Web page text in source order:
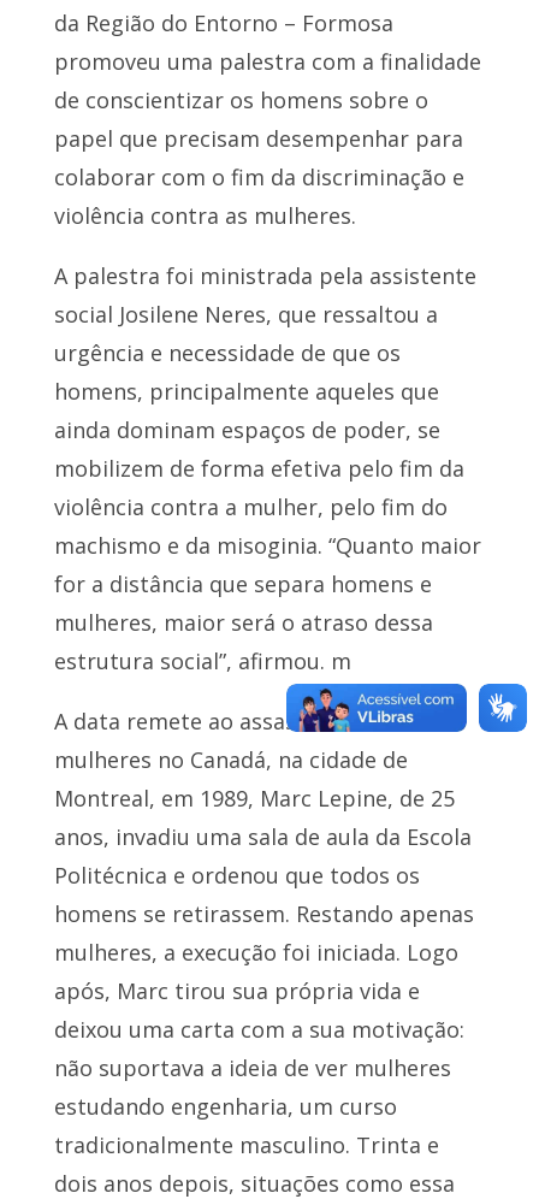
da Região do Entorno – Formosa
promoveu uma palestra com a finalidade
de conscientizar os homens sobre o
papel que precisam desempenhar para
colaborar com o fim da discriminação e
violência contra as mulheres.
A palestra foi ministrada pela assistente
social Josilene Neres, que ressaltou a
urgência e necessidade de que os
homens, principalmente aqueles que
ainda dominam espaços de poder, se
mobilizem de forma efetiva pelo fim da
violência contra a mulher, pelo fim do
machismo e da misoginia. “Quanto maior
for a distância que separa homens e
mulheres, maior será o atraso dessa
estrutura social”, afirmou. m
A data remete ao assassinato de 14
mulheres no Canadá, na cidade de
Montreal, em 1989, Marc Lepine, de 25
anos, invadiu uma sala de aula da Escola
Politécnica e ordenou que todos os
homens se retirassem. Restando apenas
mulheres, a execução foi iniciada. Logo
após, Marc tirou sua própria vida e
deixou uma carta com a sua motivação:
não suportava a ideia de ver mulheres
estudando engenharia, um curso
tradicionalmente masculino. Trinta e
dois anos depois, situações como essa